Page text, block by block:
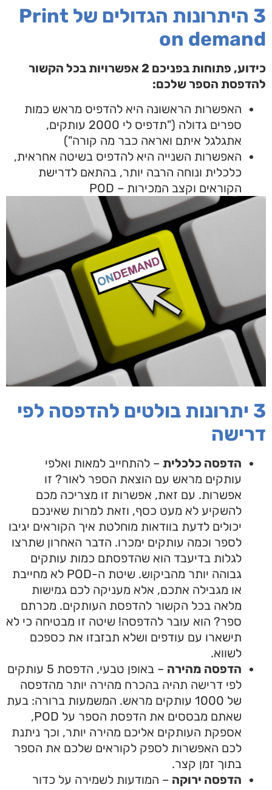
3 היתרונות הגדולים של Print
on
כידוע, פתוחות בפניכם 2 אפשרויות בכל הקשור
הספר שלכם:
האפשרות הראשונה היא להדפיס מראש כמות
ספרים גדולה ("תדפיס לי 2000 עותקים,
אתגלגל איתם ואראה כבר מה קורה")
האפשרות השנייה היא להדפיס בשיטה אחראית,
כלכלית ונוחה הרבה יותר, בהתאם לדרישת
הקוראים וקצב המכירות – POD
הדפסה לפי
הדפסה כלכלית– להתחייב למאות ואלפי
עותקים מראש עם הוצאת הספר לאור? זו
אפשרות. עם זאת, אפשרות זו מצריכה מכם
להשקיע לא מעט כסף, וזאת למרות שאינכם
יכולים לדעת בוודאות מוחלטת איך הקוראים יגיבו
לספר וכמה עותקים ימכרו. הדבר האחרון שתרצו
לגלות בדיעבד הוא שהדפסתם כמות עותקים
גבוהה יותר מהביקוש. שיטת ה-POD לא מחייבת
או מגבילה אתכם, אלא מעניקה לכם גמישות
מלאה בכל הקשור להדפסת העותקים. מכרתם
ספר? הוא עובר להדפסה! שיטה זו מבטיחה כי לא
תישארו עם עודפים ושלא תבזבזו את כספכם
לשווא.
הדפסה מהירה
– באופן טבעי, הדפסת 5 עותקים
לפי דרישה תהיה בהכרח מהירה יותר מהדפסה
של 1000 עותקים מראש. המשמעות ברורה: בעת
שאתם מבססים את הדפסת הספר על POD,
אספקת העותקים אליכם מהירה יותר, וכך ניתנת
לכם האפשרות לספק לקוראים שלכם את הספר
בתוך זמן קצר.
הדפסה ירוקה– המודעות לשמירה על כדור